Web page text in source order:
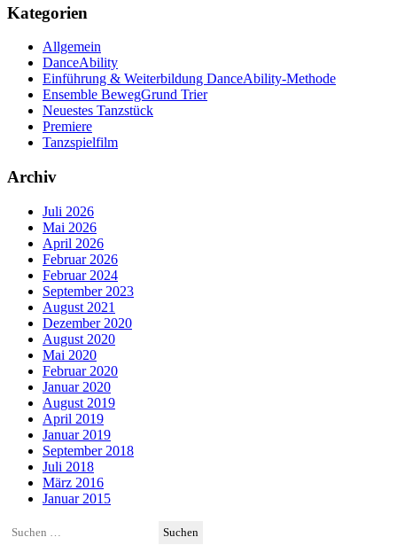
Kategorien
Allgemein
DanceAbility
Einführung & Weiterbildung DanceAbility-Methode
Ensemble BewegGrund Trier
Neuestes Tanzstück
Premiere
Tanzspielfilm
Archiv
Juli 2026
Mai 2026
April 2026
Februar 2026
Februar 2024
September 2023
August 2021
Dezember 2020
August 2020
Mai 2020
Februar 2020
Januar 2020
August 2019
April 2019
Januar 2019
September 2018
Juli 2018
März 2016
Januar 2015
Suchen